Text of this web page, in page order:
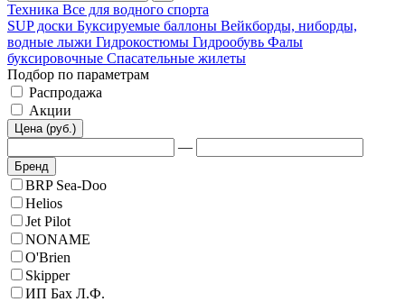
Техника Все для водного спорта
SUP доски Буксируемые баллоны Вейкборды, ниборды,
водные лыжи Гидрокостюмы Гидрообувь Фалы
буксировочные Спасательные жилеты
Подбор по параметрам
Распродажа
Акции
Цена (руб.)
—
Бренд
BRP Sea-Doo
Helios
Jet Pilot
NONAME
O'Brien
Skipper
ИП Бах Л.Ф.